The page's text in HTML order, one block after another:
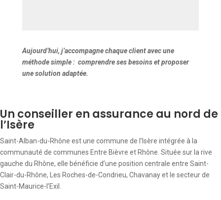
Aujourd’hui, j’accompagne chaque client avec une
méthode simple : comprendre ses besoins et proposer
une solution adaptée.
Un conseiller en assurance au nord de
l’Isère
Saint-Alban-du-Rhône est une commune de l’Isère intégrée à la
communauté de communes Entre Bièvre et Rhône. Située sur la rive
gauche du Rhône, elle bénéficie d’une position centrale entre Saint-
Clair-du-Rhône, Les Roches-de-Condrieu, Chavanay et le secteur de
Saint-Maurice-l’Exil.